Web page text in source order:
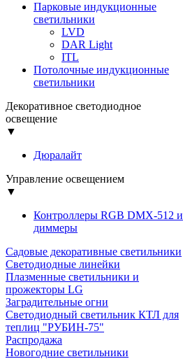
Парковые индукционные
светильники
LVD
DAR Light
ITL
Потолочные индукционные
светильники
Декоративное светодиодное
освещение
▼
Дюралайт
Управление освещением
▼
Контроллеры RGB DMX-512 и
диммеры
Садовые декоративные светильники
Светодиодные линейки
Плазменные светильники и
прожекторы LG
Заградительные огни
Светодиодный светильник КТЛ для
теплиц "РУБИН-75"
Распродажа
Новогодние светильники